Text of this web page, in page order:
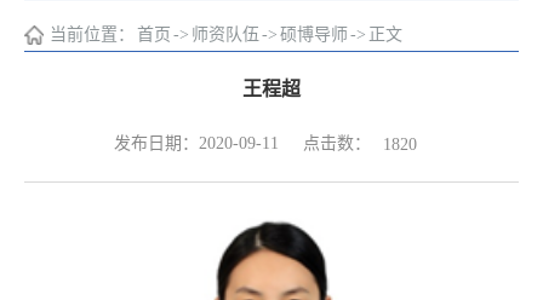
当前位置： 首页 -> 师资队伍 -> 硕博导师 -> 正文
王程超
发布日期：2020-09-11 点击数： 1820